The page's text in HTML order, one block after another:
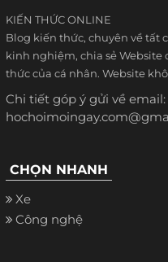
KIẾN THỨC ONLINE
Blog kiến thức, chuyên về tất
kinh nghiệm, chia sẻ
thức của cá nhân. Website
Chi tiết góp ý gửi về email:
CHỌN NHANH
Xe
Công nghệ